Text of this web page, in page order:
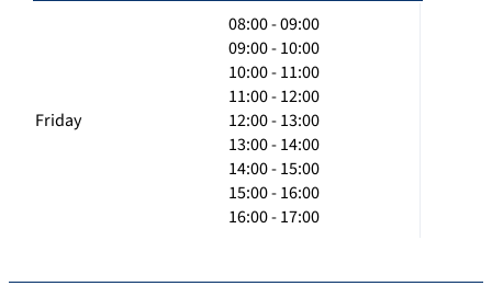
Friday
08:00 - 09:00
09:00 - 10:00
10:00 - 11:00
11:00 - 12:00
12:00 - 13:00
13:00 - 14:00
14:00 - 15:00
15:00 - 16:00
16:00 - 17:00